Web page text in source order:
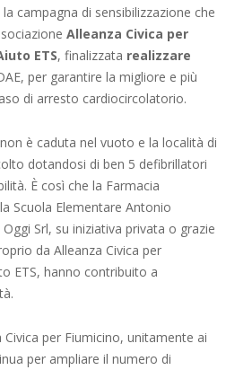
campagna di sensibilizzazione che
Alleanza Civica per
ETS, finalizzata realizzare
per garantire la migliore e più
di arresto cardiocircolatorio.
è caduta nel vuoto e la località di
dotandosi di ben 5 defibrillatori
È così che la Farmacia
Scuola Elementare Antonio
Srl, su iniziativa privata o grazie
da Alleanza Civica per
ETS, hanno contribuito a
Civica per Fiumicino, unitamente ai
per ampliare il numero di